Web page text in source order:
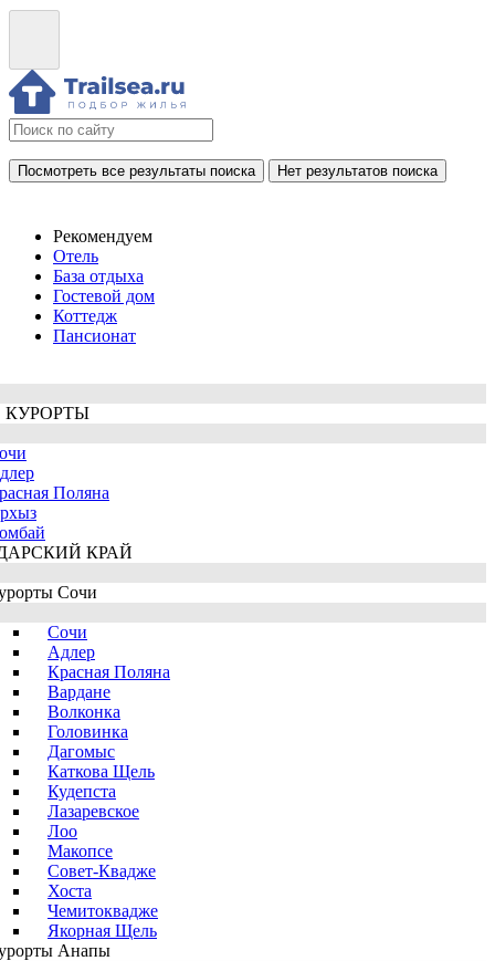
Посмотреть все результаты поиска Нет результатов поиска
Рекомендуем
Отель
База отдыха
Гостевой дом
Коттедж
Пансионат
КУРОРТЫ
Поляна
КРАЙ
Сочи
Сочи
Адлер
Красная Поляна
Вардане
Волконка
Головинка
Дагомыс
Каткова Щель
Кудепста
Лазаревское
Лоо
Макопсе
Совет-Квадже
Хоста
Чемитоквадже
Якорная Щель
Анапы